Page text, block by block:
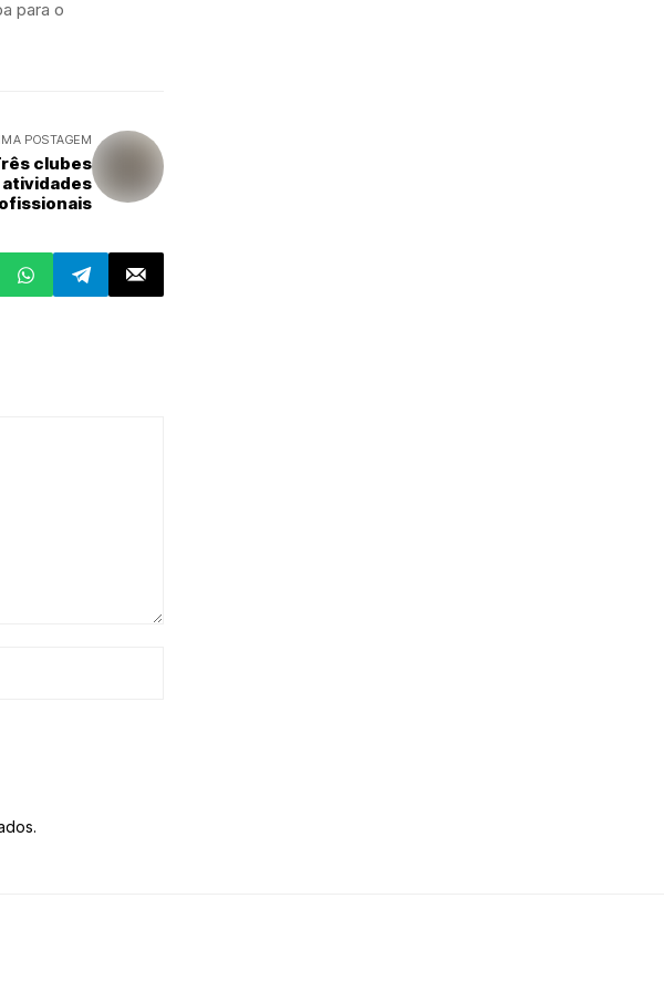
para o
POSTAGEM
clubes
.